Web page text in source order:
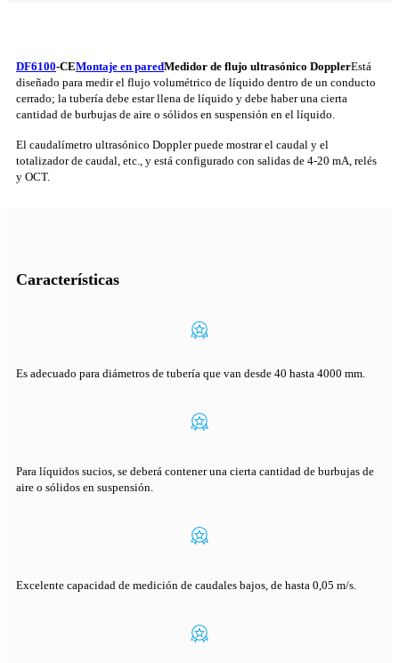
DF6100-CEMontaje en paredMedidor de flujo ultrasónico DopplerEstá
diseñado para medir el flujo volumétrico de líquido dentro de un conducto
cerrado; la tubería debe estar llena de líquido y debe haber una cierta
cantidad de burbujas de aire o sólidos en suspensión en el líquido.
El caudalímetro ultrasónico Doppler puede mostrar el caudal y el
totalizador de caudal, etc., y está configurado con salidas de 4-20 mA, relés
y OCT.
Características
Es adecuado para diámetros de tubería que van desde 40 hasta 4000 mm.
Para líquidos sucios, se deberá contener una cierta cantidad de burbujas de
aire o sólidos en suspensión.
Excelente capacidad de medición de caudales bajos, de hasta 0,05 m/s.